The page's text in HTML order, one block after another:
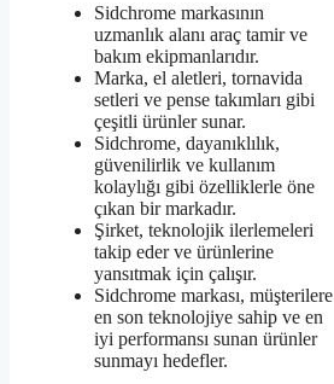
Sidchrome markasının
uzmanlık alanı araç tamir ve
bakım ekipmanlarıdır.
Marka, el aletleri, tornavida
setleri ve pense takımları gibi
çeşitli ürünler sunar.
Sidchrome, dayanıklılık,
güvenilirlik ve kullanım
kolaylığı gibi özelliklerle öne
çıkan bir markadır.
Şirket, teknolojik ilerlemeleri
takip eder ve ürünlerine
yansıtmak için çalışır.
Sidchrome markası, müşterilere
en son teknolojiye sahip ve en
iyi performansı sunan ürünler
sunmayı hedefler.